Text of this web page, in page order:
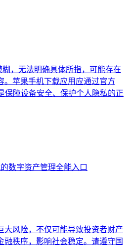
，无法明确具体所指，可能存在
。苹果手机下载应用应通过官方
保障设备安全、保护个人隐私的正
数字资产管理全能入口
大风险，不仅可能导致投资者财产
融秩序，影响社会稳定。请遵守国